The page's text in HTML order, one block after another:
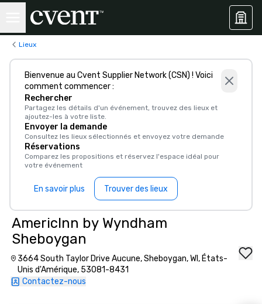
Lieux
Bienvenue au Cvent Supplier Network (CSN) ! Voici
comment commencer :
Rechercher
Partagez les détails d'un événement, trouvez des lieux et
ajoutez-les à votre liste.
Envoyer la demande
Consultez les lieux sélectionnés et envoyez votre demande
Réservations
Comparez les propositions et réservez l'espace idéal pour
votre événement
En savoir plus Trouver des lieux
AmericInn by Wyndham
Sheboygan
3664 South Taylor Drive Aucune, Sheboygan, WI, États-
Unis d'Amérique, 53081-8431
Contactez-nous